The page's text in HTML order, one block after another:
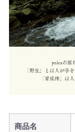
商品名